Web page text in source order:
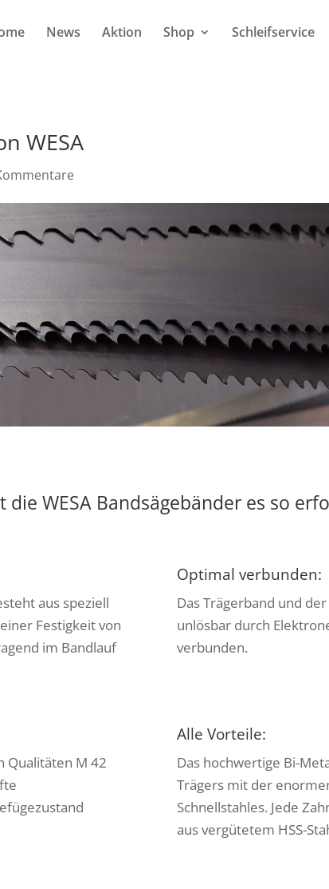
News Aktion Shop Schleifservice
WESA
die WESA Bandsägebänder es so
aus speziell
Festigkeit von
im Bandlauf
Optimal verbunden:
Das Trägerband und
unlösbar durch
verbunden.
Qualitäten M 42
Alle Vorteile:
Das hochwertige Bi-
Trägers mit der
Schnellstahles. Jede
aus vergütetem HSS-